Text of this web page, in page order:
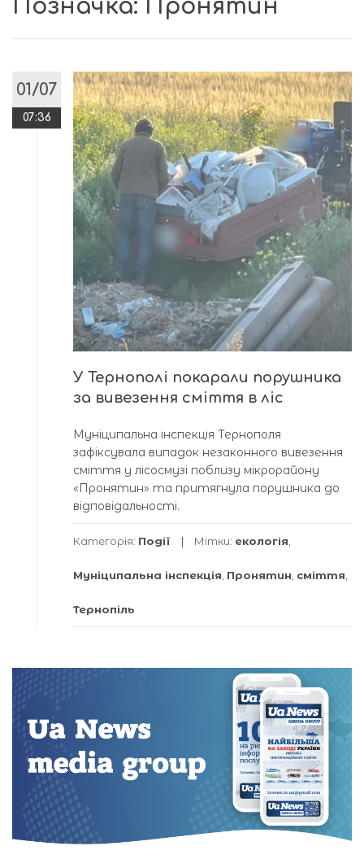
Позначка: Пронятин
01/07
07:36
У Тернополі покарали порушника
за вивезення сміття в ліс
Муніципальна інспекція Тернополя
зафіксувала випадок незаконного вивезення
сміття у лісосмузі поблизу мікрорайону
«Пронятин» та притягнула порушника до
відповідальності.
Категорія: Події Мітки: екологія
Муніципальна інспекція Пронятин сміття
Тернопіль